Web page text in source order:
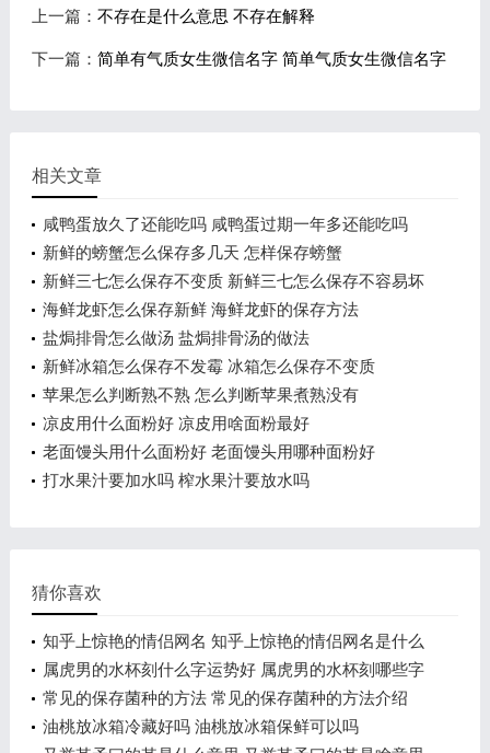
上一篇： 不存在是什么意思 不存在解释
下一篇： 简单有气质女生微信名字 简单气质女生微信名字
相关文章
咸鸭蛋放久了还能吃吗 咸鸭蛋过期一年多还能吃吗
新鲜的螃蟹怎么保存多几天 怎样保存螃蟹
新鲜三七怎么保存不变质 新鲜三七怎么保存不容易坏
海鲜龙虾怎么保存新鲜 海鲜龙虾的保存方法
盐焗排骨怎么做汤 盐焗排骨汤的做法
新鲜冰箱怎么保存不发霉 冰箱怎么保存不变质
苹果怎么判断熟不熟 怎么判断苹果煮熟没有
凉皮用什么面粉好 凉皮用啥面粉最好
老面馒头用什么面粉好 老面馒头用哪种面粉好
打水果汁要加水吗 榨水果汁要放水吗
猜你喜欢
知乎上惊艳的情侣网名 知乎上惊艳的情侣网名是什么
属虎男的水杯刻什么字运势好 属虎男的水杯刻哪些字
运势好
常见的保存菌种的方法 常见的保存菌种的方法介绍
油桃放冰箱冷藏好吗 油桃放冰箱保鲜可以吗